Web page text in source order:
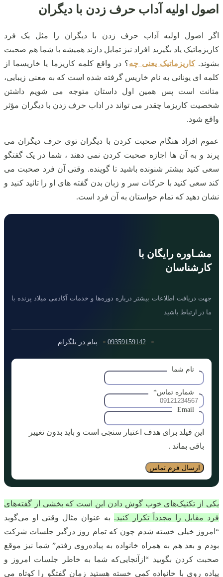
اصول اولیه آداب حرف زدن با دیگران
اگر اصول اولیه آداب حرف زدن با دیگران را مثل یک فرد
کاریزماتیک یاد بگیرید افراد نیز تمایل دارند همیشه با شما هم‌ صحبت
بشوند.کاریزماتیک یعنی چه؟ در واقع کلمه کاریزما یا خاریسما از
کلمه‌ ای یونانی به نام خاریس گرفته‌ شده است که به معنی زیبایی،
متانت است پس همین اول داستان متوجه می‌ شویم داشتن
شخصیت کاریزما چقدر می تواند در اداب حرف زدن با دیگران مؤثر
واقع شود.
عموم افراد هنگام صحبت کردن با دیگران توی حرف دیگران می‌
پرند و به آن‌ ها اجازه صحبت کردن نمی‌ دهند ، شما در یک گفتگو
سعی کنید بیشتر شنونده باشید تا گوینده. وقتی آن فرد صحبت می‌
کند سعی کنید با حرکات سر و زبان بدن گفته‌ های او را تائید کنید و
نشان دهید که تمام حواستان به آن فرد است.
مشـاوره رایگان با
کارشناسان
جهت دریافت اطلاعات بیشتر درباره دوره‌ها و خدمات آکادمی میلاد پرنده با
ما در ارتباط باشید
09359159142 پیام در تلگرام
نام شما
شماره تماس*
Email
این فیلد برای هدف اعتبار سنجی است و باید بدون تغییر
باقی بماند .
یکی از تکنیک‌های خوب گوش دادن این است که بخشی از گفته‌های
فرد مقابل را مجدداً تکرار کنید. به‌ عنوان‌ مثال وقتی او می‌گوید
“امروز خیلی خسته شدم چون‌ که تمام روز درگیر جلسات شرکت
بودم و بعد هم به همراه خانواده به پیاده‌روی رفتم” شما نیز موقع
صحبت کردن بگویید “ازآنجایی‌که شما به خاطر جلسات امروز و
پیاده‌ روی با خانواده کمی خسته هستید زمان گفتگو را کوتاه می‌